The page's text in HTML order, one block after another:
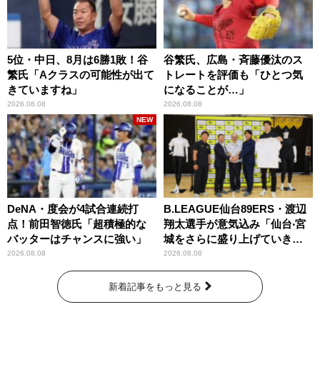
5位・中日、8月は6勝1敗！谷
繁氏「Aクラスの可能性が出て
きていますね」
2026.08.08
谷繁氏、広島・斉藤優汰のス
トレートを評価も「ひとつ気
になることが…」
2026.08.08
DeNA・度会が4試合連続打
点！前田智徳氏「超積極的な
バッターはチャンスに強い」
2026.08.08
NEW
B.LEAGUE仙台89ERS・渡辺
翔太選手が意気込み「仙台‧宮
城をさらに盛り上げていきた
いです」
2026.08.08
新着記事をもっと見る